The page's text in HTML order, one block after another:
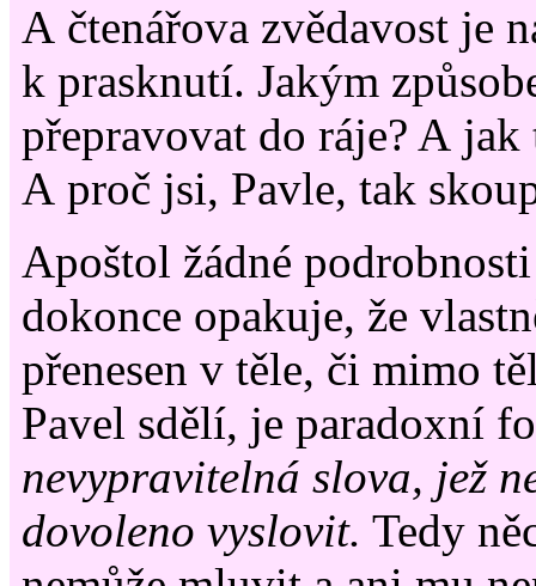
A čtenářova zvědavost je
k prasknutí. Jakým
přepravovat do ráje? A
A proč jsi, Pavle, tak
Apoštol žádné
dokonce opakuje, že
přenesen v těle, či mimo
Pavel sdělí, je paradoxní
nevypravitelná slova, jež
dovoleno vyslovit. Tedy